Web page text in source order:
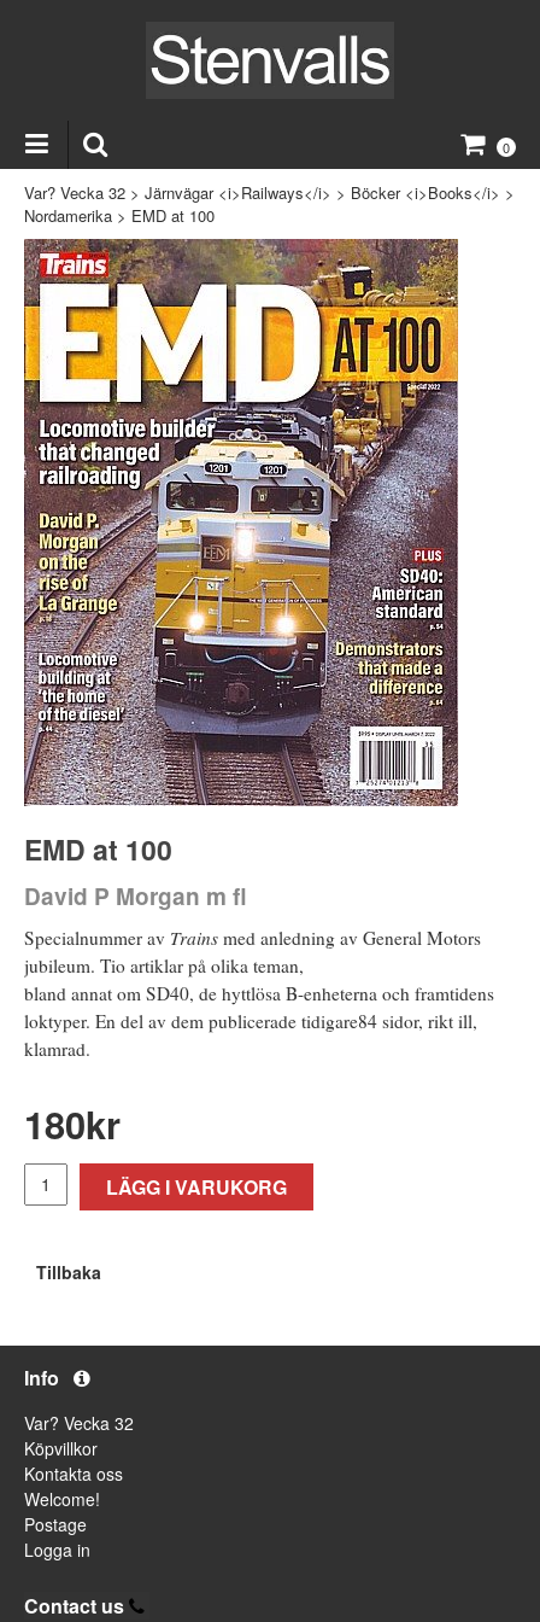
0
Var? Vecka 32 > Järnvägar <i>Railways</i> > Böcker <i>Books</i> >
Nordamerika > EMD at 100
EMD at 100
David P Morgan m fl
Specialnummer av Trains med anledning av General Motors
jubileum. Tio artiklar på olika teman,
bland annat om SD40, de hyttlösa B-enheterna och framtidens
loktyper. En del av dem publicerade tidigare84 sidor, rikt ill,
klamrad.
180kr
LÄGG I VARUKORG
Tillbaka
Info
Var? Vecka 32
Köpvillkor
Kontakta oss
Welcome!
Postage
Logga in
Contact us